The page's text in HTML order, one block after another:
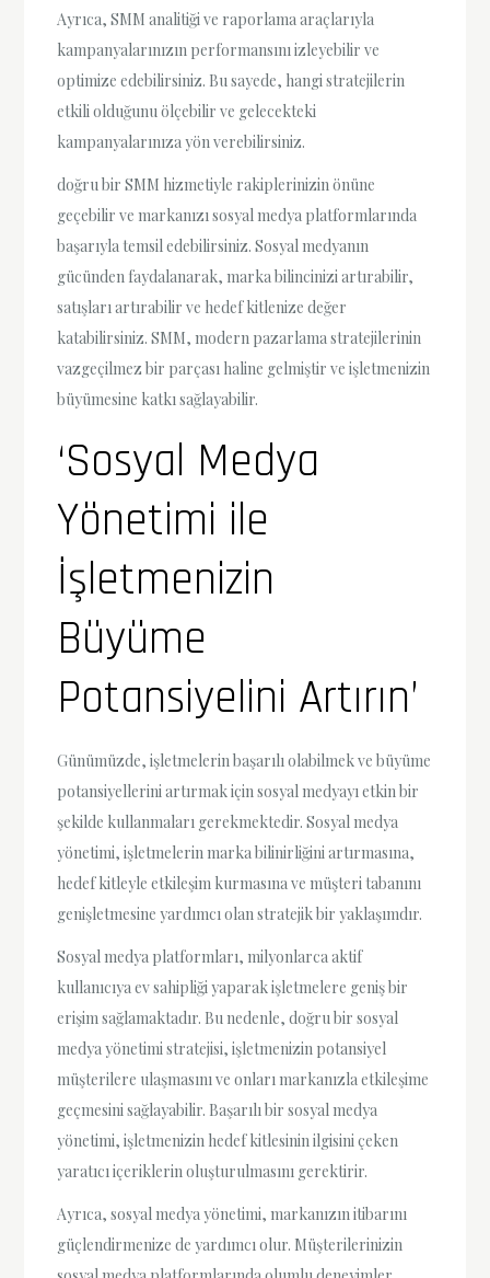
Ayrıca, SMM analitiği ve raporlama araçlarıyla
kampanyalarınızın performansını izleyebilir ve
optimize edebilirsiniz. Bu sayede, hangi stratejilerin
etkili olduğunu ölçebilir ve gelecekteki
kampanyalarınıza yön verebilirsiniz.
doğru bir SMM hizmetiyle rakiplerinizin önüne
geçebilir ve markanızı sosyal medya platformlarında
başarıyla temsil edebilirsiniz. Sosyal medyanın
gücünden faydalanarak, marka bilincinizi artırabilir,
satışları artırabilir ve hedef kitlenize değer
katabilirsiniz. SMM, modern pazarlama stratejilerinin
vazgeçilmez bir parçası haline gelmiştir ve işletmenizin
büyümesine katkı sağlayabilir.
‘Sosyal Medya
Yönetimi ile
İşletmenizin
Büyüme
Potansiyelini Artırın’
Günümüzde, işletmelerin başarılı olabilmek ve büyüme
potansiyellerini artırmak için sosyal medyayı etkin bir
şekilde kullanmaları gerekmektedir. Sosyal medya
yönetimi, işletmelerin marka bilinirliğini artırmasına,
hedef kitleyle etkileşim kurmasına ve müşteri tabanını
genişletmesine yardımcı olan stratejik bir yaklaşımdır.
Sosyal medya platformları, milyonlarca aktif
kullanıcıya ev sahipliği yaparak işletmelere geniş bir
erişim sağlamaktadır. Bu nedenle, doğru bir sosyal
medya yönetimi stratejisi, işletmenizin potansiyel
müşterilere ulaşmasını ve onları markanızla etkileşime
geçmesini sağlayabilir. Başarılı bir sosyal medya
yönetimi, işletmenizin hedef kitlesinin ilgisini çeken
yaratıcı içeriklerin oluşturulmasını gerektirir.
Ayrıca, sosyal medya yönetimi, markanızın itibarını
güçlendirmenize de yardımcı olur. Müşterilerinizin